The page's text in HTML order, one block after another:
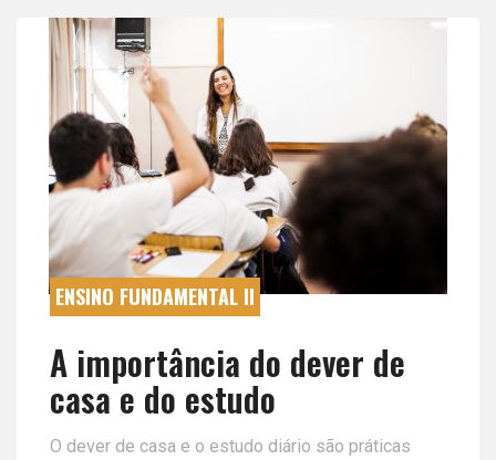
ENSINO FUNDAMENTAL II
A importância do dever de
casa e do estudo
O dever de casa e o estudo diário são práticas